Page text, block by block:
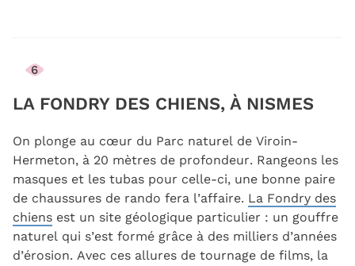
6
LA FONDRY DES CHIENS, À NISMES
On plonge au cœur du Parc naturel de Viroin-
Hermeton, à 20 mètres de profondeur. Rangeons les
masques et les tubas pour celle-ci, une bonne paire
de chaussures de rando fera l’affaire. La Fondry des
chiens est un site géologique particulier : un gouffre
naturel qui s’est formé grâce à des milliers d’années
d’érosion. Avec ces allures de tournage de films, la